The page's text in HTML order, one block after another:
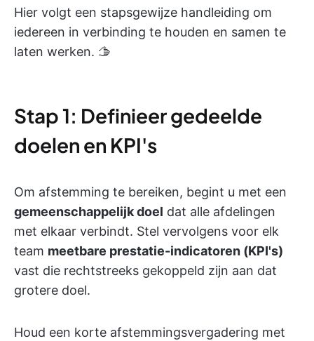
Hier volgt een stapsgewijze handleiding om
iedereen in verbinding te houden en samen te
laten werken. 🫱
Stap 1: Definieer gedeelde
doelen en KPI's
Om afstemming te bereiken, begint u met een
gemeenschappelijk doel dat alle afdelingen
met elkaar verbindt. Stel vervolgens voor elk
team meetbare prestatie-indicatoren (KPI's)
vast die rechtstreeks gekoppeld zijn aan dat
grotere doel.
Houd een korte afstemmingsvergadering met